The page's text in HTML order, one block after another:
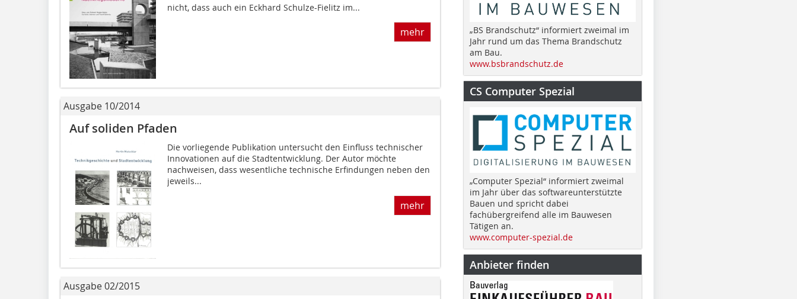
nicht, dass auch ein Eckhard Schulze-Fielitz im...
mehr
Ausgabe 10/2014
Auf soliden Pfaden
Die vorliegende Publikation untersucht den Einfluss technischer
Innovationen auf die Stadtentwicklung. Der Autor möchte
nachweisen, dass wesentliche technische Erfindungen neben den
jeweils...
mehr
Ausgabe 02/2015
„BS Brandschutz“ informiert zweimal im
Jahr rund um das Thema Brandschutz
am Bau.
www.bsbrandschutz.de
CS Computer Spezial
„Computer Spezial“ informiert zweimal
im Jahr über das softwareunterstützte
Bauen und spricht dabei
fachübergreifend alle im Bauwesen
Tätigen an.
www.computer-spezial.de
Anbieter finden